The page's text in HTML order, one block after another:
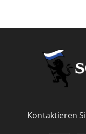
Kontaktieren